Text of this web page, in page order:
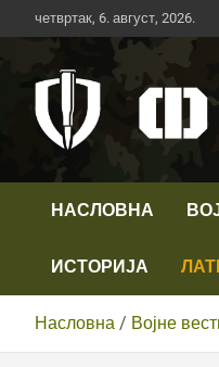
Скип
то
четвртак, 6. август, 2026.
НАСЛОВНА
ИСТОРИЈА
Насловна Војне